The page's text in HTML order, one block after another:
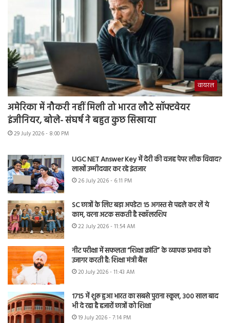
वायरल
अमेरिका में नौकरी नहीं मिली तो भारत लौटे सॉफ्टवेयर
इंजीनियर, बोले- संघर्ष ने बहुत कुछ सिखाया
29 July 2026 - 8:00 PM
UGC NET Answer Key में देरी की वजह पेपर लीक विवाद?
लाखों उम्मीदवार कर रहे इंतजार
26 July 2026 - 6:11 PM
SC छात्रों के लिए बड़ा अपडेट! 15 अगस्त से पहले कर लें ये
काम, वरना अटक सकती है स्कॉलरशिप
22 July 2026 - 11:54 AM
नीट परीक्षा में सफलता “शिक्षा क्रांति” के व्यापक प्रभाव को
उजागर करती है: शिक्षा मंत्री बैंस
20 July 2026 - 11:43 AM
1715 में शुरू हुआ भारत का सबसे पुराना स्कूल, 300 साल बाद
भी दे रहा है हजारों छात्रों को शिक्षा
19 July 2026 - 7:14 PM